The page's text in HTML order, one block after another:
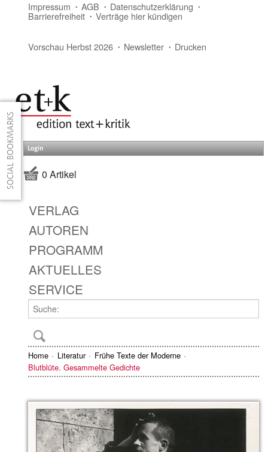
Impressum AGB Datenschutzerklärung
Barrierefreiheit Verträge hier kündigen
Vorschau Herbst 2026 Newsletter Drucken
Login
0 Artikel
VERLAG
AUTOREN
PROGRAMM
AKTUELLES
SERVICE
Home Literatur
Frühe Texte der Moderne
Blutblüte. Gesammelte Gedichte